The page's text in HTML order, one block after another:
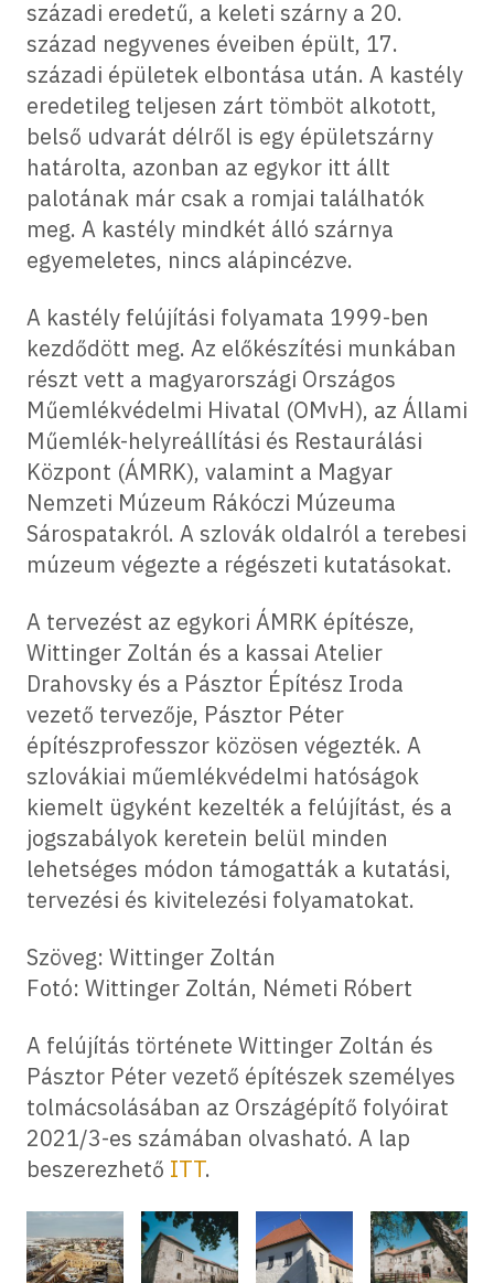
századi eredetű, a keleti szárny a 20.
század negyvenes éveiben épült, 17.
századi épületek elbontása után. A kastély
eredetileg teljesen zárt tömböt alkotott,
belső udvarát délről is egy épületszárny
határolta, azonban az egykor itt állt
palotának már csak a romjai találhatók
meg. A kastély mindkét álló szárnya
egyemeletes, nincs alápincézve.
A kastély felújítási folyamata 1999-ben
kezdődött meg. Az előkészítési munkában
részt vett a magyarországi Országos
Műemlékvédelmi Hivatal (OMvH), az Állami
Műemlék-helyreállítási és Restaurálási
Központ (ÁMRK), valamint a Magyar
Nemzeti Múzeum Rákóczi Múzeuma
Sárospatakról. A szlovák oldalról a terebesi
múzeum végezte a régészeti kutatásokat.
A tervezést az egykori ÁMRK építésze,
Wittinger Zoltán és a kassai Atelier
Drahovsky és a Pásztor Építész Iroda
vezető tervezője, Pásztor Péter
építészprofesszor közösen végezték. A
szlovákiai műemlékvédelmi hatóságok
kiemelt ügyként kezelték a felújítást, és a
jogszabályok keretein belül minden
lehetséges módon támogatták a kutatási,
tervezési és kivitelezési folyamatokat.
Szöveg: Wittinger Zoltán
Fotó: Wittinger Zoltán, Németi Róbert
A felújítás története Wittinger Zoltán és
Pásztor Péter vezető építészek személyes
tolmácsolásában az Országépítő folyóirat
2021/3-es számában olvasható. A lap
beszerezhető ITT.